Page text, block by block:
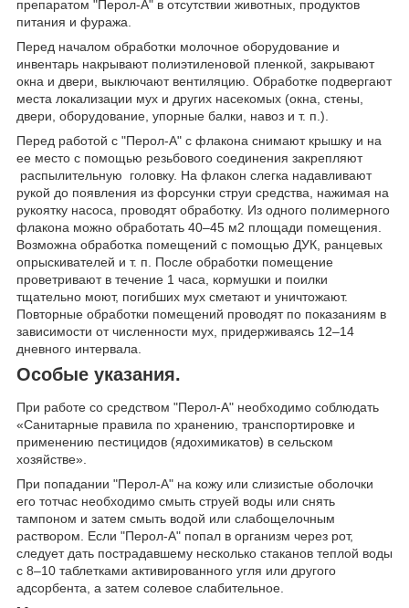
препаратом "Перол-А" в отсутствии животных, продуктов
питания и фуража.
Перед началом обработки молочное оборудование и
инвентарь накрывают полиэтиленовой пленкой, закрывают
окна и двери, выключают вентиляцию. Обработке подвергают
места локализации мух и других насекомых (окна, стены,
двери, оборудование, упорные балки, навоз и т. п.).
Перед работой с "Перол-А" с флакона снимают крышку и на
ее место с помощью резьбового соединения закрепляют
распылительную головку. На флакон слегка надавливают
рукой до появления из форсунки струи средства, нажимая на
рукоятку насоса, проводят обработку. Из одного полимерного
флакона можно обработать 40–45 м2 площади помещения.
Возможна обработка помещений с помощью ДУК, ранцевых
опрыскивателей и т. п. После обработки помещение
проветривают в течение 1 часа, кормушки и поилки
тщательно моют, погибших мух сметают и уничтожают.
Повторные обработки помещений проводят по показаниям в
зависимости от численности мух, придерживаясь 12–14
дневного интервала.
Особые указания.
При работе со средством "Перол-А" необходимо соблюдать
«Санитарные правила по хранению, транспортировке и
применению пестицидов (ядохимикатов) в сельском
хозяйстве».
При попадании "Перол-А" на кожу или слизистые оболочки
его тотчас необходимо смыть струей воды или снять
тампоном и затем смыть водой или слабощелочным
раствором. Если "Перол-А" попал в организм через рот,
следует дать пострадавшему несколько стаканов теплой воды
с 8–10 таблетками активированного угля или другого
адсорбента, а затем солевое слабительное.